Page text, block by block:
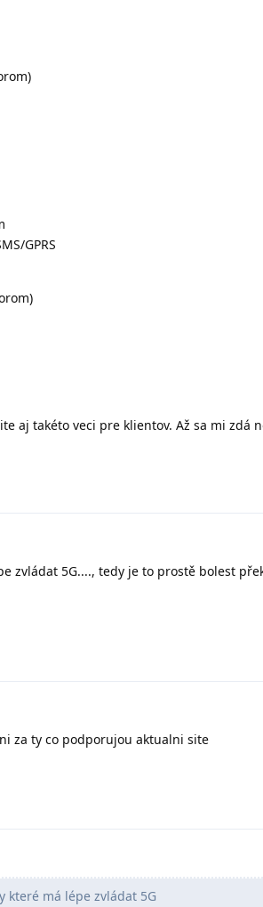
GPRS
aj takéto veci pre klientov. Až sa mi zdá
zvládat 5G...., tedy je to prostě bolest
za ty co podporujou aktualni site
které má lépe zvládat 5G